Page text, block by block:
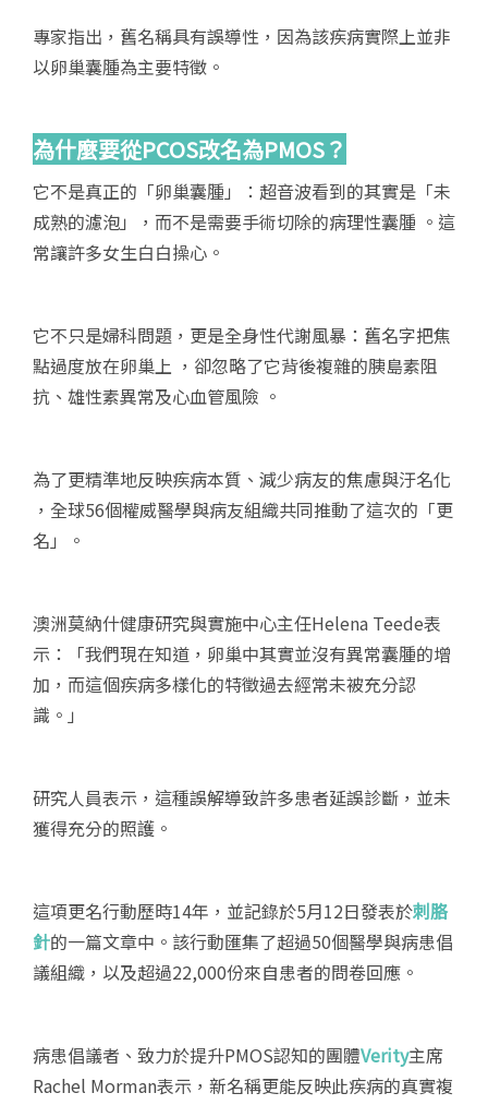
專家指出，舊名稱具有誤導性，因為該疾病實際上並非
以卵巢囊腫為主要特徵。
為什麼要從PCOS改名為PMOS？
它不是真正的「卵巢囊腫」：超音波看到的其實是「未
成熟的濾泡」，而不是需要手術切除的病理性囊腫 。這
常讓許多女生白白操心。
它不只是婦科問題，更是全身性代謝風暴：舊名字把焦
點過度放在卵巢上 ，卻忽略了它背後複雜的胰島素阻
抗、雄性素異常及心血管風險 。
為了更精準地反映疾病本質、減少病友的焦慮與汙名化
，全球56個權威醫學與病友組織共同推動了這次的「更
名」。
澳洲莫納什健康研究與實施中心主任Helena Teede表
示：「我們現在知道，卵巢中其實並沒有異常囊腫的增
加，而這個疾病多樣化的特徵過去經常未被充分認
識。」
研究人員表示，這種誤解導致許多患者延誤診斷，並未
獲得充分的照護。
這項更名行動歷時14年，並記錄於5月12日發表於刺胳
針的一篇文章中。該行動匯集了超過50個醫學與病患倡
議組織，以及超過22,000份來自患者的問卷回應。
病患倡議者、致力於提升PMOS認知的團體Verity主席
Rachel Morman表示，新名稱更能反映此疾病的真實複